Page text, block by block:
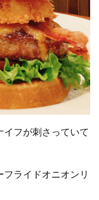
イフが刺さっていて
ライドオニオンリ